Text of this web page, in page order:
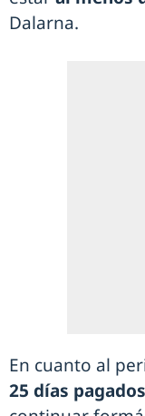
Dalarna.
En cuanto al
25 días